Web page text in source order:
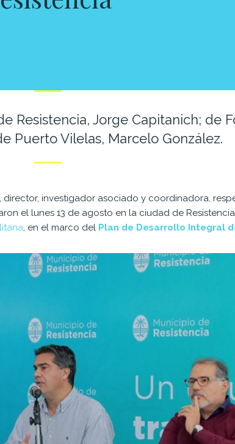
Resistencia, Jorge Capitanich; de
Puerto Vilelas, Marcelo González.
, director, investigador asociado y coordinadora,
el lunes 13 de agosto en la ciudad de
, en el marco del Plan de Desarrollo Integral